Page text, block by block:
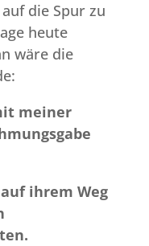
die Spur zu
heute
wäre die
meiner
ihrem Weg